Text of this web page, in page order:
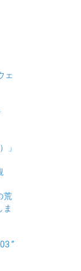
ェ
」
荒
ま
”